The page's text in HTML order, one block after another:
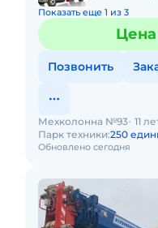
Показать еще 1 из 3
Цена
Позвонить
Обновлено сегодня
Мехколонна №93 11
Парк техники:250